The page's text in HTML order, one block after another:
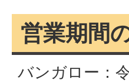
営業期間
バンガロー：